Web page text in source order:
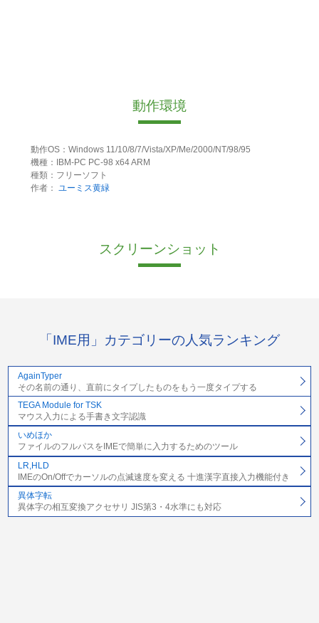
動作環境
動作OS：Windows 11/10/8/7/Vista/XP/Me/2000/NT/98/95
機種：IBM-PC PC-98 x64 ARM
種類：フリーソフト
作者： ユーミス黄緑
スクリーンショット
「IME用」カテゴリーの人気ランキング
AgainTyper
その名前の通り、直前にタイプしたものをもう一度タイプする
TEGA Module for TSK
マウス入力による手書き文字認識
いめほか
ファイルのフルパスをIMEで簡単に入力するためのツール
LR,HLD
IMEのOn/Offでカーソルの点滅速度を変える 十進漢字直接入力機能付き
異体字転
異体字の相互変換アクセサリ JIS第3・4水準にも対応